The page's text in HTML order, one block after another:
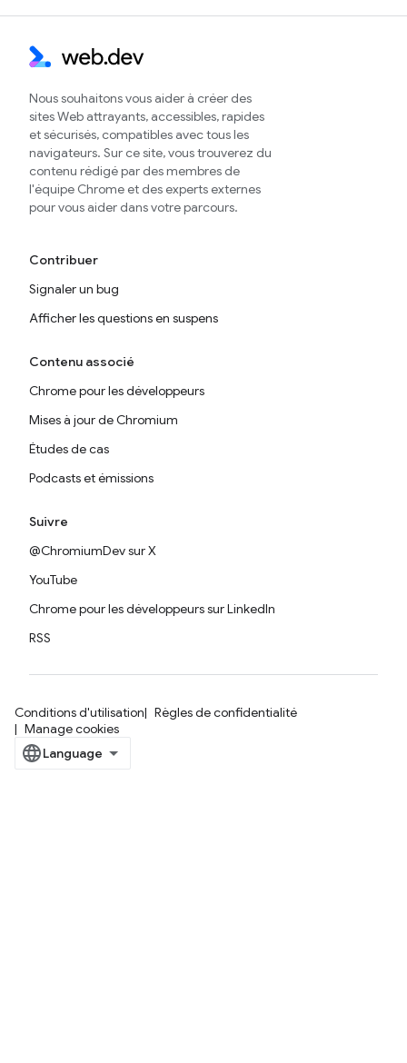
Nous souhaitons vous aider à créer des
sites Web attrayants, accessibles, rapides
et sécurisés, compatibles avec tous les
navigateurs. Sur ce site, vous trouverez du
contenu rédigé par des membres de
l'équipe Chrome et des experts externes
pour vous aider dans votre parcours.
Contribuer
Signaler un bug
Afficher les questions en suspens
Contenu associé
Chrome pour les développeurs
Mises à jour de Chromium
Études de cas
Podcasts et émissions
Suivre
@ChromiumDev sur X
YouTube
Chrome pour les développeurs sur LinkedIn
RSS
Conditions d'utilisation
Règles de confidentialité
Manage cookies